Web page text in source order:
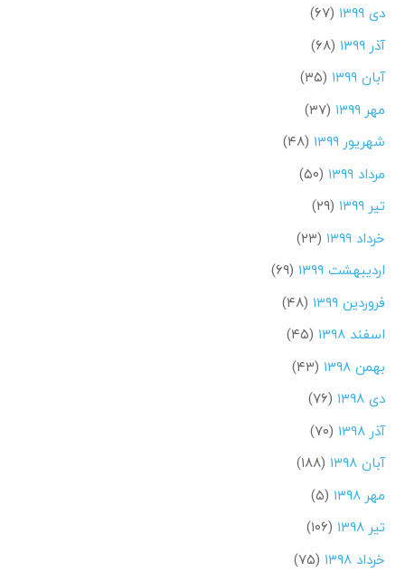
دی ۱۳۹۹
(۶۷)
آذر ۱۳۹۹
(۶۸)
آبان ۱۳۹۹
(۳۵)
مهر ۱۳۹۹
(۳۷)
شهریور ۱۳۹۹
(۴۸)
مرداد ۱۳۹۹
(۵۰)
تیر ۱۳۹۹
(۲۹)
خرداد ۱۳۹۹
(۲۳)
اردیبهشت ۱۳۹۹
(۶۹)
فروردین ۱۳۹۹
(۴۸)
اسفند ۱۳۹۸
(۴۵)
بهمن ۱۳۹۸
(۴۳)
دی ۱۳۹۸
(۷۶)
آذر ۱۳۹۸
(۷۰)
آبان ۱۳۹۸
(۱۸۸)
مهر ۱۳۹۸
(۵)
تیر ۱۳۹۸
(۱۰۶)
خرداد ۱۳۹۸
(۷۵)